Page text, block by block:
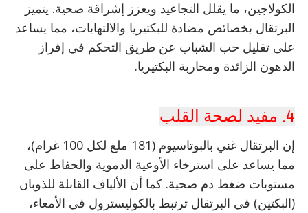
الكولاجين، ما يقلل التجاعيد ويعزز إشراقة صحية. يتميز
البرتقال بخصائص مضادة للبكتيريا والالتهابات، مما يساعد
على تقليل حب الشباب عن طريق التحكم في إفراز
الدهون الزائدة ومحاربة البكتيريا.
4. مفيد لصحة القلب
إن البرتقال غني بالبوتاسيوم (181 ملغ لكل 100 غرام)،
مما يساعد على استرخاء الأوعية الدموية والحفاظ على
مستويات ضغط دم صحية. كما أن الألياف القابلة للذوبان
(البكتين) في البرتقال ترتبط بالكوليسترول في الأمعاء،